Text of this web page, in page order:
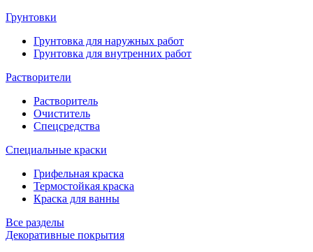
Грунтовки
Грунтовка для наружных работ
Грунтовка для внутренних работ
Растворители
Растворитель
Очиститель
Спецсредства
Специальные краски
Грифельная краска
Термостойкая краска
Краска для ванны
Все разделы
Декоративные покрытия